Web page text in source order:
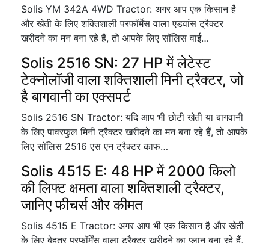
Solis YM 342A 4WD Tractor: अगर आप एक किसान है
और खेती के लिए शक्तिशाली परफॉर्मेंस वाला एडवांस ट्रैक्टर
खरीदने का मन बना रहे हैं, तो आपके लिए सॉलिस वाई…
Solis 2516 SN: 27 HP में लेटेस्ट
टेक्नोलॉजी वाला शक्तिशाली मिनी ट्रैक्टर, जो
है बागवानी का एक्सपर्ट
Solis 2516 SN Tractor: यदि आप भी छोटी खेती या बागवानी
के लिए पावरफुल मिनी ट्रैक्टर खरीदने का मन बना रहे हैं, तो आपके
लिए सॉलिस 2516 एस एन ट्रैक्टर काफ…
Solis 4515 E: 48 HP में 2000 किलो
की लिफ्ट क्षमता वाला शक्तिशाली ट्रैक्टर,
जानिए फीचर्स और कीमत
Solis 4515 E Tractor: अगर आप भी एक किसान है और खेती
के लिए बेहतर परफॉर्मेंस वाला ट्रैक्टर खरीदने का प्लान बना रहे हैं,